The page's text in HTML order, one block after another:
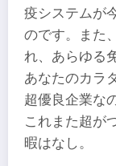
疫システムが
のです。また
れ、あらゆる
あなたのカラ
超優良企業な
これまた超が
暇はなし。